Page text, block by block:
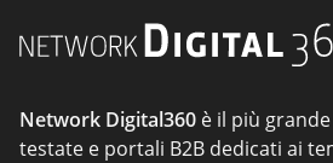
Network Digital360 è il più
testate e portali B2B dedicati ai